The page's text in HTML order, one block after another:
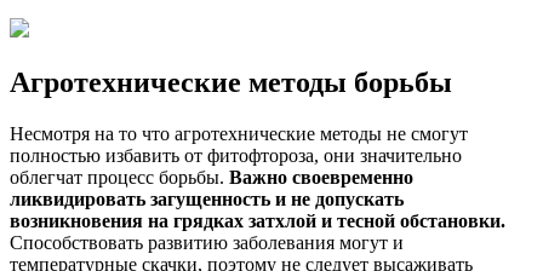
Агротехнические методы борьбы
Несмотря на то что агротехнические методы не смогут
полностью избавить от фитофтороза, они значительно
облегчат процесс борьбы. Важно своевременно
ликвидировать загущенность и не допускать
возникновения на грядках затхлой и тесной обстановки.
Способствовать развитию заболевания могут и
температурные скачки, поэтому не следует высаживать